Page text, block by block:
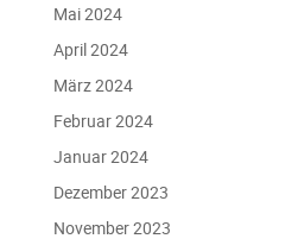
Mai 2024
April 2024
März 2024
Februar 2024
Januar 2024
Dezember 2023
November 2023